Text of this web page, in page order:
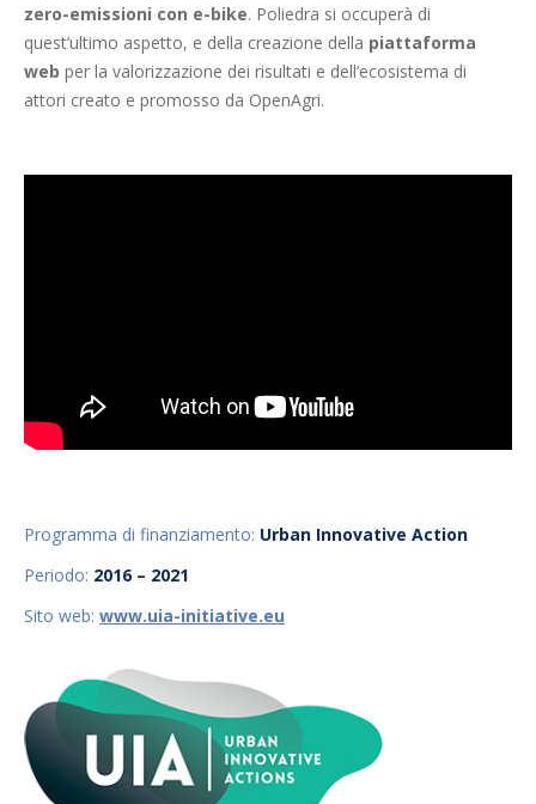
zero-emissioni con e-bike. Poliedra si occuperà di
quest’ultimo aspetto, e della creazione della piattaforma
web per la valorizzazione dei risultati e dell’ecosistema di
attori creato e promosso da OpenAgri.
Programma di finanziamento: Urban Innovative Action
Periodo: 2016 – 2021
Sito web: www.uia-initiative.eu